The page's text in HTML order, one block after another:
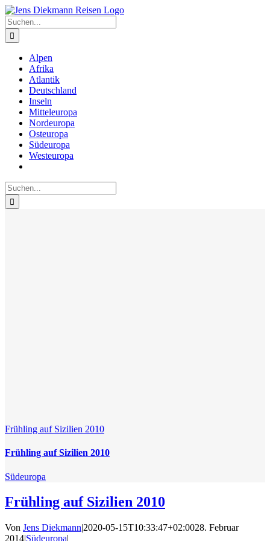
Zum
Inhalt
springen
Suche
nach:
Alpen
Afrika
Atlantik
Deutschland
Inseln
Mitteleuropa
Nordeuropa
Osteuropa
Südeuropa
Westeuropa
Suche
nach:
Frühling auf Sizilien 2010
Frühling auf Sizilien 2010
Südeuropa
Frühling auf Sizilien 2010
Von Jens Diekmann|2020-05-15T10:33:47+02:0028. Februar
2014|Südeuropa|